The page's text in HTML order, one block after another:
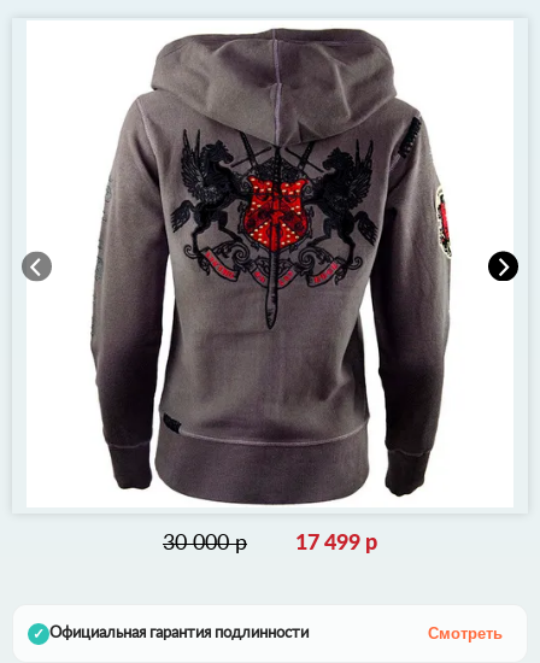
30 000 р 17 499 р
✓ Официальная гарантия подлинности Смотреть